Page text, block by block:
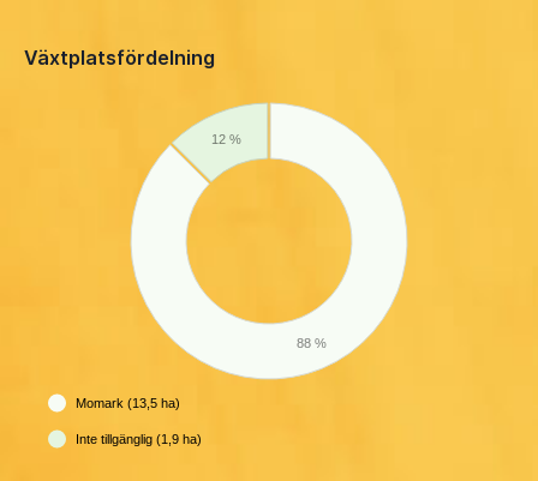
Växtplatsfördelning
88 %
12 %
Momark (13,5 ha)
Inte tillgänglig (1,9 ha)